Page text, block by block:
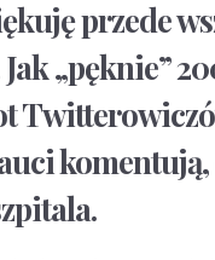
przede
„pęknie”
komentują,